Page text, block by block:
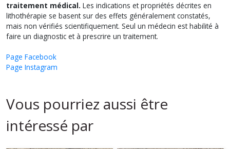
traitement médical. Les indications et propriétés décrites en
lithothérapie se basent sur des effets généralement constatés,
mais non vérifiés scientifiquement. Seul un médecin est habilité à
faire un diagnostic et à prescrire un traitement.
Page Facebook
Page Instagram
Vous pourriez aussi être
intéressé par